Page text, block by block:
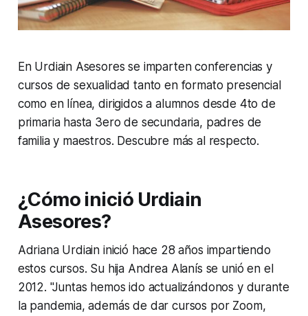
En Urdiain Asesores se imparten conferencias y
cursos de sexualidad tanto en formato presencial
como en línea, dirigidos a alumnos desde 4to de
primaria hasta 3ero de secundaria, padres de
familia y maestros. Descubre más al respecto.
¿Cómo inició Urdiain
Asesores?
Adriana Urdiain inició hace 28 años impartiendo
estos cursos. Su hija Andrea Alanís se unió en el
2012. "Juntas hemos ido actualizándonos y durante
la pandemia, además de dar cursos por Zoom,